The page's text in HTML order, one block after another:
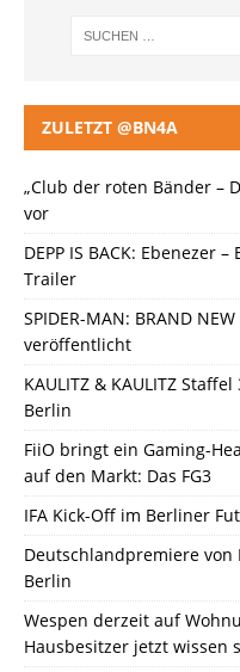
ZULETZT @BN4A
„Club der roten Bänder –
vor
DEPP IS BACK: Ebenezer
Trailer
SPIDER-MAN: BRAND
veröffentlicht
KAULITZ & KAULITZ
Berlin
FiiO bringt ein Gaming-
auf den Markt: Das FG3
IFA Kick-Off im Berliner
Deutschlandpremiere von
Berlin
Wespen derzeit auf
Hausbesitzer jetzt wissen